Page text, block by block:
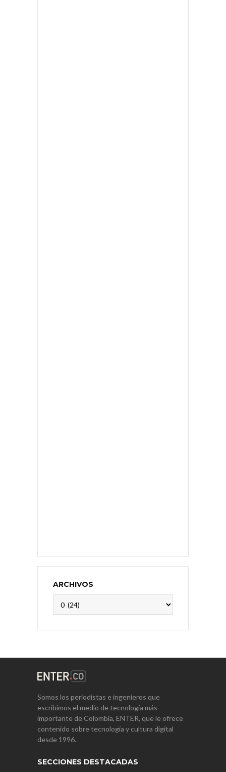
ARCHIVOS
Somos los periodistas e ingenieros que
escribimos el medio de tecnología más
importante de Colombia, ENTER, que le ofrece
contenido sobre tecnología y cultura digital
desde 1996.
SECCIONES DESTACADAS